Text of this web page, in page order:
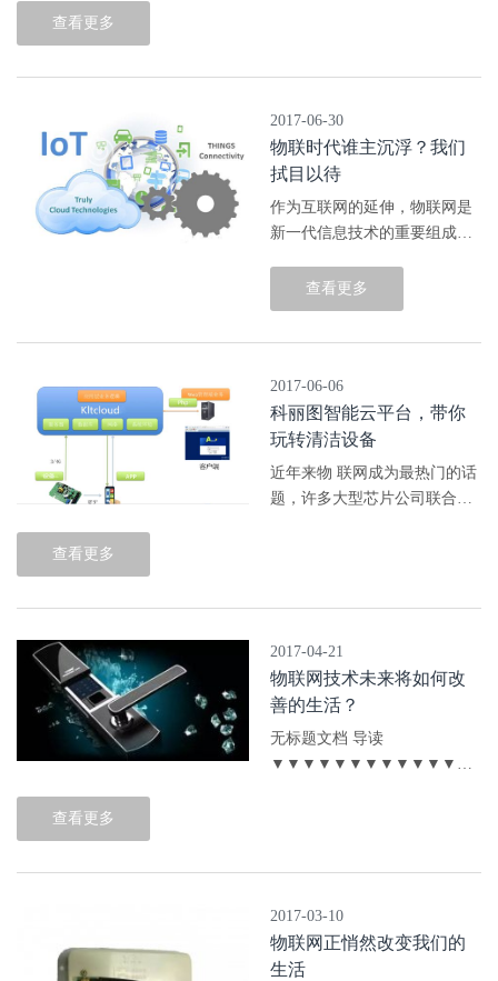
查看更多
2017-06-30
物联时代谁主沉浮？我们
拭目以待
作为互联网的延伸，物联网是
新一代信息技术的重要组成部
发展阶段。物联网英文名称
是“Internet of Things (IoT)”，
查看更多
2017-06-06
科丽图智能云平台，带你
玩转清洁设备
近年来物 联网成为最热门的话
题，许多大型芯片公司联合硬
查看更多
2017-04-21
物联网技术未来将如何改
善的生活？
无标题文档 导读
查看更多
2017-03-10
物联网正悄然改变我们的
生活